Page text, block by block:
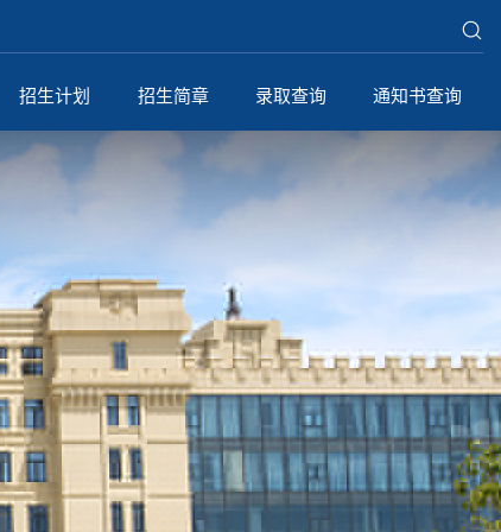
招生计划 招生简章 录取查询 通知书查询